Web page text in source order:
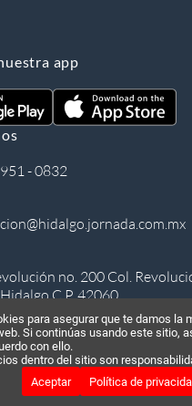
in
app
- 0832
no. 200 Col.
C.P. 42060
2026, Todos los derechos
para asegurar que te damos la
Si continúas usando este sitio,
con ello.
dentro del sitio son
Aceptar
Política de